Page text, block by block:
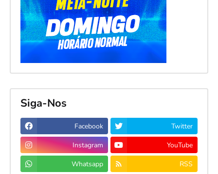
Siga-Nos
Facebook Twitter
Instagram YouTube
Whatsapp RSS